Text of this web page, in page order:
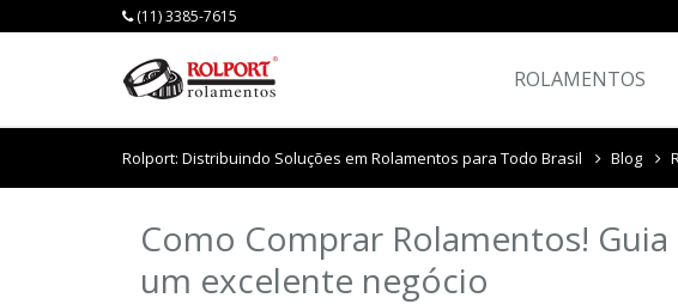
(11) 3385-7615
ROLAMENTOS
Rolport: Distribuindo Soluções em Rolamentos para Todo Brasil Blog
Como Comprar Rolamentos!
um excelente negócio